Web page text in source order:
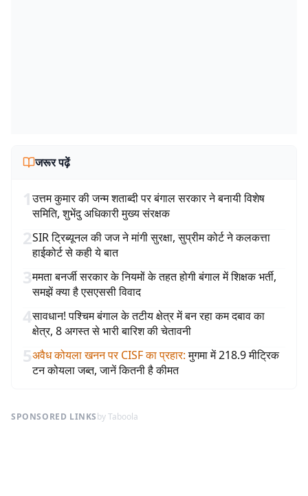
जरूर पढ़ें
1उत्तम कुमार की जन्म शताब्दी पर बंगाल सरकार ने बनायी विशेष
समिति, शुभेंदु अधिकारी मुख्य संरक्षक
2SIR ट्रिब्यूनल की जज ने मांगी सुरक्षा, सुप्रीम कोर्ट ने कलकत्ता
हाईकोर्ट से कही ये बात
3ममता बनर्जी सरकार के नियमों के तहत होगी बंगाल में शिक्षक भर्ती,
समझें क्या है एसएससी विवाद
4सावधान! पश्चिम बंगाल के तटीय क्षेत्र में बन रहा कम दबाव का
क्षेत्र, 8 अगस्त से भारी बारिश की चेतावनी
5अवैध कोयला खनन पर CISF का प्रहार: मुगमा में 218.9 मीट्रिक
टन कोयला जब्त, जानें कितनी है कीमत
SPONSORED LINKSby Taboola